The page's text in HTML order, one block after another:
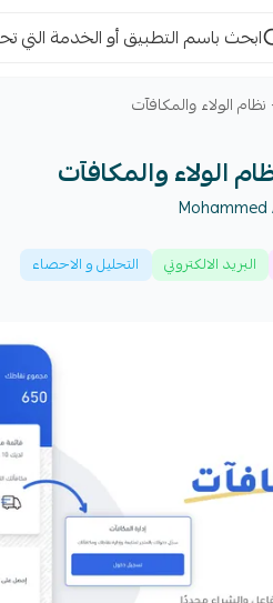
الولاء والمكافآت
الولاء والمكافآت
Mohammed
البريد الالكتروني التحليل و الاحصاء